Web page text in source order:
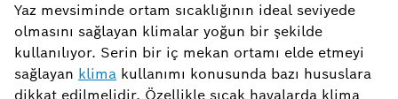
Yaz mevsiminde ortam sıcaklığının ideal seviyede
olmasını sağlayan klimalar yoğun bir şekilde
kullanılıyor. Serin bir iç mekan ortamı elde etmeyi
sağlayan klima kullanımı konusunda bazı hususlara